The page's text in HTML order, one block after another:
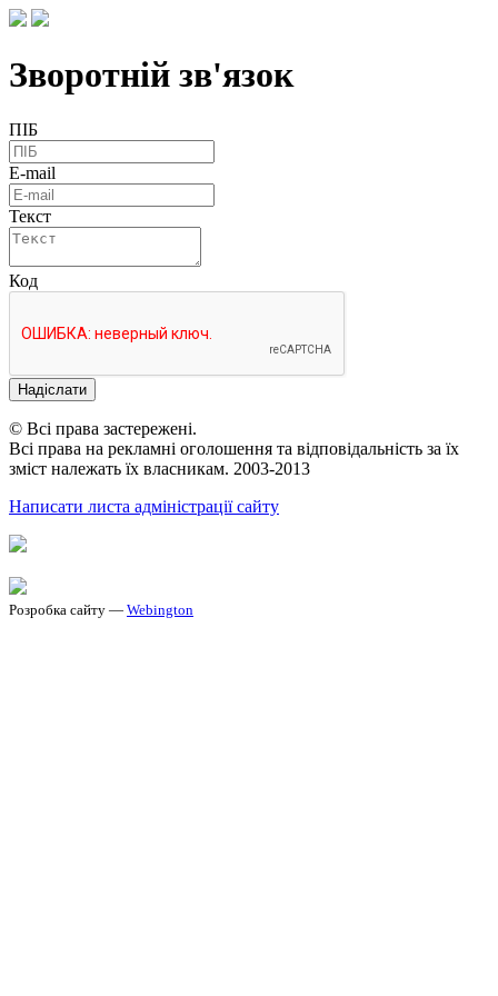
Зворотній зв'язок
ПІБ
E-mail
Текст
Код
Надіслати
© Всі права застережені.
Всі права на рекламні оголошення та відповідальність за їх
зміст належать їх власникам. 2003-2013
Написати листа адміністрації сайту
Розробка сайту — Webington